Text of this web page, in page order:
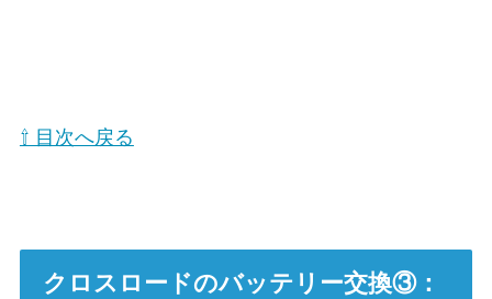
⇧ 目次へ戻る
クロスロードのバッテリー交換③：